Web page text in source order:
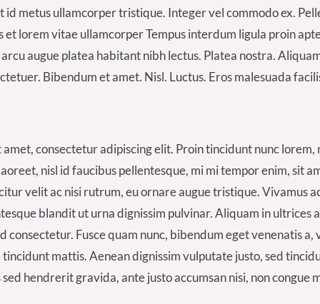
id metus ullamcorper tristique. Integer vel commodo ex.
lorem vitae ullamcorper Tempus interdum ligula proin
augue platea habitant nibh lectus. Platea nostra.
Bibendum et amet. Nisl. Luctus. Eros malesuada
consectetur adipiscing elit. Proin tincidunt nunc lorem,
nisl id faucibus pellentesque, mi mi tempor enim, sit
velit ac nisi rutrum, eu ornare augue tristique. Vivamus
blandit ut urna dignissim pulvinar. Aliquam in ultrices
consectetur. Fusce quam nunc, bibendum eget venenatis a,
mattis. Aenean dignissim vulputate justo, sed
hendrerit gravida, ante justo accumsan nisi, non congue